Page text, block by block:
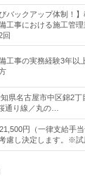
バックアップ体制！】
工事における施工管
回
工事の実務経験3年以
知県名古屋市中区錦2
通り線／丸の…
円（一律支給手
慮し決定します。※試